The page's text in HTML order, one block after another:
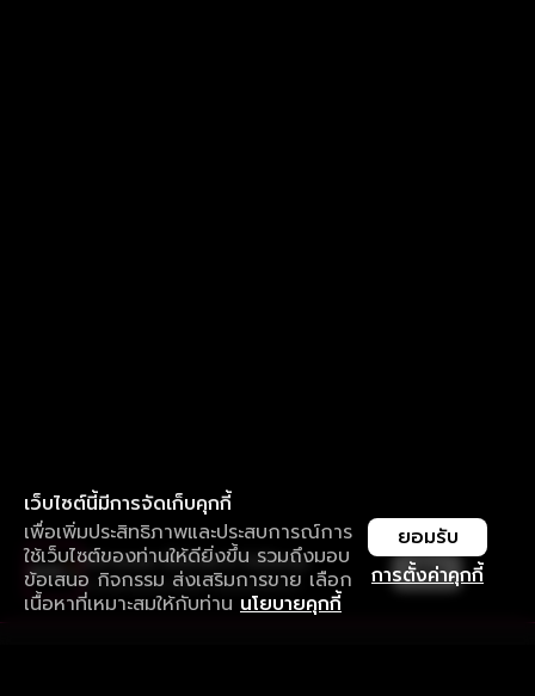
เว็บไซต์นี้มีการจัดเก็บคุกกี้
เพื่อเพิ่มประสิทธิภาพและประสบการณ์การ
ใช้เว็บไซต์ของท่านให้ดียิ่งขึ้น รวมถึงมอบ
ข้อเสนอ กิจกรรม ส่งเสริมการขาย เลือก
เนื้อหาที่เหมาะสมให้กับท่าน นโยบายคุกกี้
การตั้งค่าคุกกี้
ยอมรับ
ใช้งานแอป ลื่นไหลกว่า ไม่มีสะดุด
ดาวน์โหลดแอปเพื่อการรับชมที่ดีกว่า เปิด